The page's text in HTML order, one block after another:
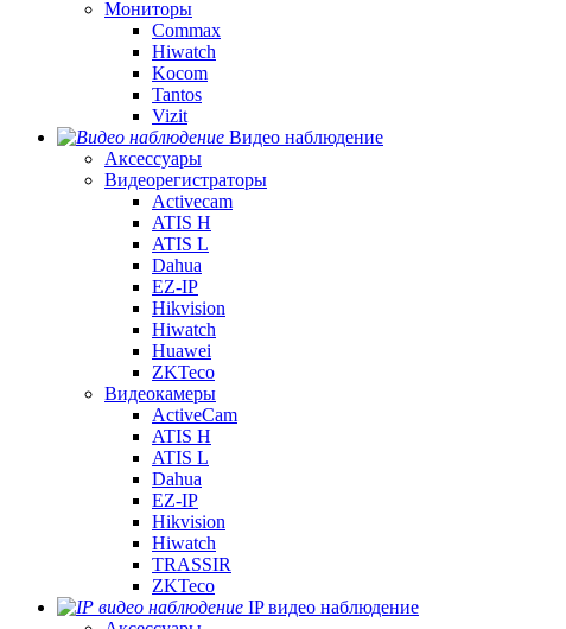
Мониторы
Commax
Hiwatch
Kocom
Tantos
Vizit
Видео наблюдение
Аксессуары
Видеорегистраторы
Activecam
ATIS H
ATIS L
Dahua
EZ-IP
Hikvision
Hiwatch
Huawei
ZKTeco
Видеокамеры
ActiveCam
ATIS H
ATIS L
Dahua
EZ-IP
Hikvision
Hiwatch
TRASSIR
ZKTeco
IP видео наблюдение